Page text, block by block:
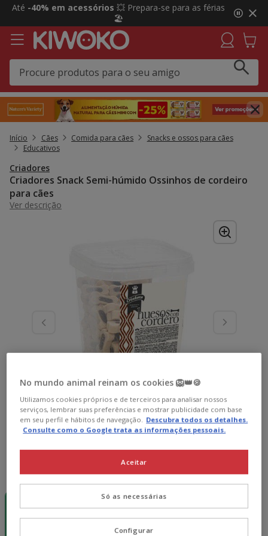
2
3,
mensagem,
Até -40% em acessórios 💥 Prepara-se para as férias
🏖️
Início Cães Comida para cães
Snacks e ossos para cães
Educativos
Criadores
Criadores Snack Semi-húmido Ossinhos de cordeiro
para cães
Ver descrição
Peso:200 g
Poupança
No mundo animal reinam os cookies 🦁👑🍪
Utilizamos cookies próprios e de terceiros para analisar nossos
serviços, lembrar suas preferências e mostrar publicidade com base
em seu perfil e hábitos de navegação. Descubra todos os detalhes.
Consulte como o Google trata as informações pessoais.
Só as necessárias
Aceitar
Configurar